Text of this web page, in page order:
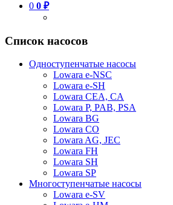
0 0 ₽
Список насосов
Одноступенчатые насосы
Lowara e-NSC
Lowara e-SH
Lowara CEA, CA
Lowara P, PAB, PSA
Lowara BG
Lowara CO
Lowara AG, JEC
Lowara FH
Lowara SH
Lowara SP
Многоступенчатые насосы
Lowara e-SV